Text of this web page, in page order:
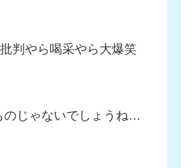
判やら喝采やら大爆笑
のじゃないでしょうね…